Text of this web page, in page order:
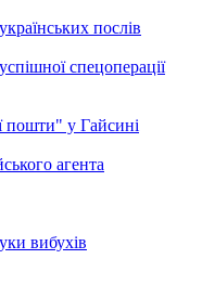
послів
спецоперації
пошти" у Гайсині
агента
вибухів